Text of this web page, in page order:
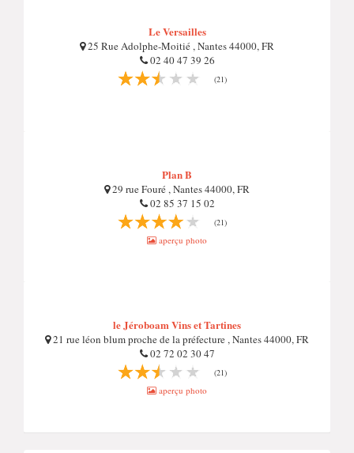
Le Versailles
25 Rue Adolphe-Moitié , Nantes 44000, FR
02 40 47 39 26
(21)
Plan B
29 rue Fouré , Nantes 44000, FR
02 85 37 15 02
(21)
aperçu photo
le Jéroboam Vins et Tartines
21 rue léon blum proche de la préfecture , Nantes 44000, FR
02 72 02 30 47
(21)
aperçu photo